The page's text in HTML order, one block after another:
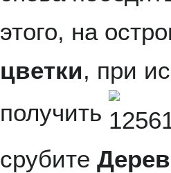
этого, на
цветки, при
получить
срубите